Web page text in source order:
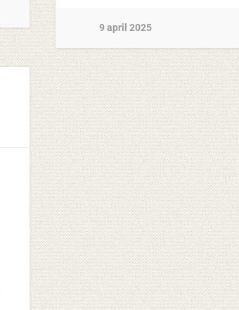
9 april 2025